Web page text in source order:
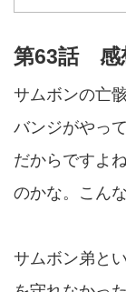
第63話 感
サムボンの亡
バンジがやっ
だからですよ
のかな。こん
サムボン弟と